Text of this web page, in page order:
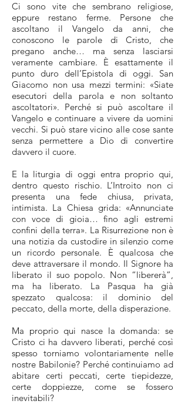
Ci sono vite che sembrano religiose,
eppure restano ferme. Persone che
ascoltano il Vangelo da anni, che
conoscono le parole di Cristo, che
pregano anche… ma senza lasciarsi
veramente cambiare. È esattamente il
punto duro dell’Epistola di oggi. San
Giacomo non usa mezzi termini: «Siate
esecutori della parola e non soltanto
ascoltatori». Perché si può ascoltare il
Vangelo e continuare a vivere da uomini
vecchi. Si può stare vicino alle cose sante
senza permettere a Dio di convertire
davvero il cuore.
E la liturgia di oggi entra proprio qui,
dentro questo rischio. L’Introito non ci
presenta una fede chiusa, privata,
intimista. La Chiesa grida: «Annunciate
con voce di gioia… fino agli estremi
confini della terra». La Risurrezione non è
una notizia da custodire in silenzio come
un ricordo personale. È qualcosa che
deve attraversare il mondo. Il Signore ha
liberato il suo popolo. Non “libererà”,
ma ha liberato. La Pasqua ha già
spezzato qualcosa: il dominio del
peccato, della morte, della disperazione.
Ma proprio qui nasce la domanda: se
Cristo ci ha davvero liberati, perché così
spesso torniamo volontariamente nelle
nostre Babilonie? Perché continuiamo ad
abitare certi peccati, certe tiepidezze,
certe doppiezze, come se fossero
inevitabili?